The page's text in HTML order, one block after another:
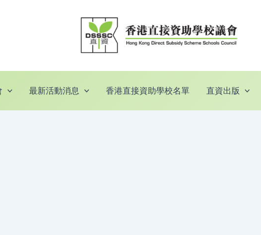
最新活動消息 香港直接資助學校名單 直資出版